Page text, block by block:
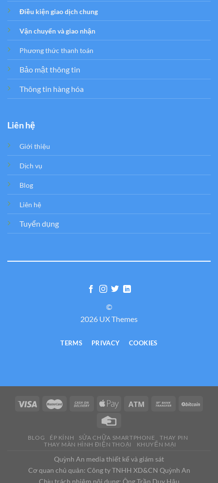
Điều kiện giao dịch chung
Vận chuyển và giao nhận
Phương thức thanh toán
Bảo mật thông tin
Thông tin hàng hóa
Liên hệ
Giới thiệu
Dịch vụ
Blog
Liên hệ
Tuyển dụng
©
2026 UX Themes
TERMS PRIVACY COOKIES
BLOG ÉP KÍNH SỬA CHỮA SMARTPHONE
THAY PIN
THAY MÀN HÌNH ĐIỆN THOẠI
KHUYẾN MẠI
Quỳnh An media thiết kế và giám sát
Cơ quan chủ quản: Công ty TNHH XD&CN Quỳnh An
Chịu trách nhiệm nội dung: Ông Trần Duy Hậu